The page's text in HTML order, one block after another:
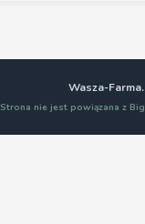
Wasza-
Strona nie jest powiązana z